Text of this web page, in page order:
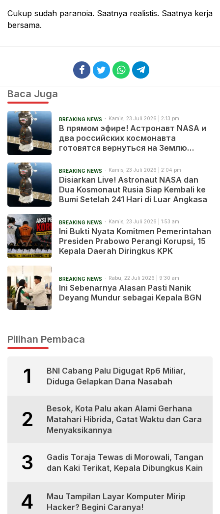
Cukup sudah paranoia. Saatnya realistis. Saatnya kerja
bersama.
Baca Juga
BREAKING NEWS Kamis, 23 Juli 2026 | 2:13 pm
В прямом эфире! Астронавт NASA и
два российских космонавта
готовятся вернуться на Землю
BREAKING NEWS Kamis, 23 Juli 2026 | 2:04 pm
Disiarkan Live! Astronaut NASA dan
Dua Kosmonaut Rusia Siap Kembali ke
Bumi Setelah 241 Hari di Luar Angkasa
BREAKING NEWS Kamis, 23 Juli 2026 | 1:53 am
Ini Bukti Nyata Komitmen Pemerintahan
Presiden Prabowo Perangi Korupsi, 15
Kepala Daerah Diringkus KPK
BREAKING NEWS Rabu, 22 Juli 2026 | 9:30 am
Ini Sebenarnya Alasan Pasti Nanik
Deyang Mundur sebagai Kepala BGN
Pilihan Pembaca
1
BNI Cabang Palu Digugat Rp6 Miliar,
Diduga Gelapkan Dana Nasabah
2
Besok, Kota Palu akan Alami Gerhana
Matahari Hibrida, Catat Waktu dan Cara
Menyaksikannya
3
Gadis Toraja Tewas di Morowali, Tangan
dan Kaki Terikat, Kepala Dibungkus Kain
4
Mau Tampilan Layar Komputer Mirip
Hacker? Begini Caranya!